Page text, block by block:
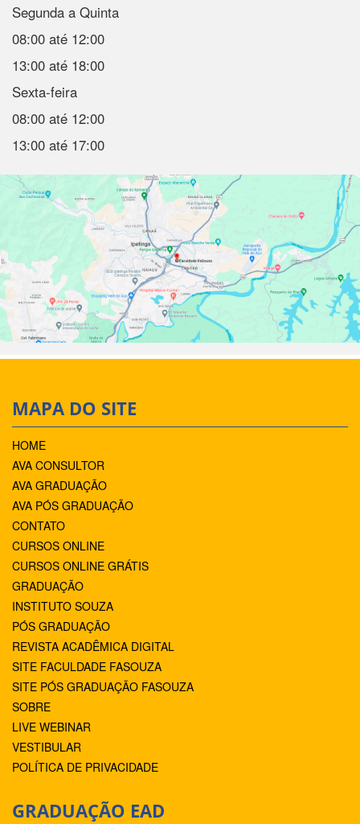
Segunda a Quinta
08:00 até 12:00
13:00 até 18:00
Sexta-feira
08:00 até 12:00
13:00 até 17:00
MAPA DO SITE
HOME
AVA CONSULTOR
AVA GRADUAÇÃO
AVA PÓS GRADUAÇÃO
CONTATO
CURSOS ONLINE
CURSOS ONLINE GRÁTIS
GRADUAÇÃO
INSTITUTO SOUZA
PÓS GRADUAÇÃO
REVISTA ACADÊMICA DIGITAL
SITE FACULDADE FASOUZA
SITE PÓS GRADUAÇÃO FASOUZA
SOBRE
LIVE WEBINAR
VESTIBULAR
POLÍTICA DE PRIVACIDADE
GRADUAÇÃO EAD